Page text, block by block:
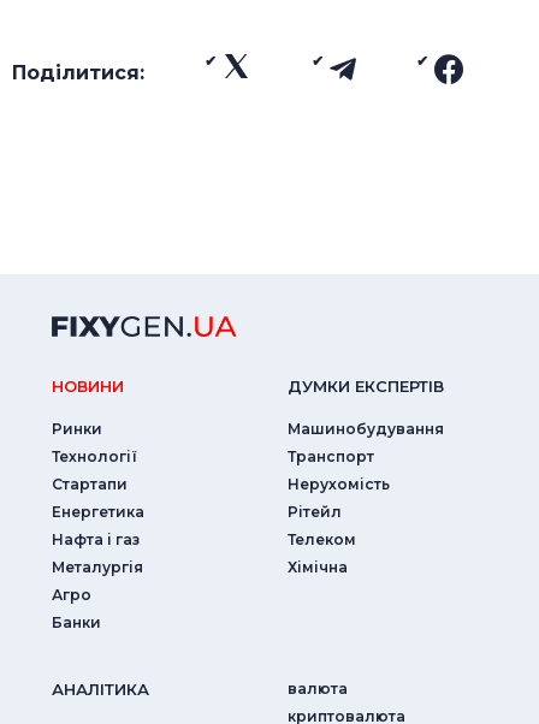
Поділитися:
НОВИНИ
Ринки
Технології
Стартапи
Енергетика
Нафта і газ
Металургія
Агро
Банки
ДУМКИ ЕКСПЕРТIВ
Машинобудування
Транспорт
Нерухомість
Рітейл
Телеком
Хімічна
АНАЛIТИКА
валюта
криптовалюта